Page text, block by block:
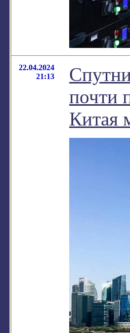
22.04.2024
21:13
почти
Китая